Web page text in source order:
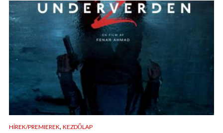
HÍREK/PREMIEREK, KEZDŐLAP